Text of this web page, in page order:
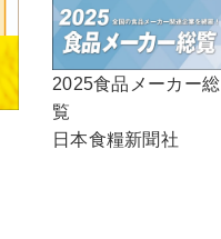
2025食品メーカー総
覧
日本食糧新聞社